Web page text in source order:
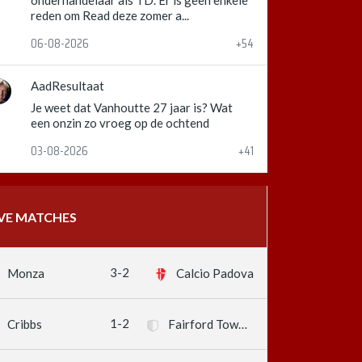
reden om Read deze zomer a...
06-08-2026 +54
AadResultaat
Je weet dat Vanhoutte 27 jaar is? Wat
een onzin zo vroeg op de ochtend
03-08-2026 +41
MATCHES
Monza 3-2 Calcio Padova
Cribbs 1-2 Fairford Town FC